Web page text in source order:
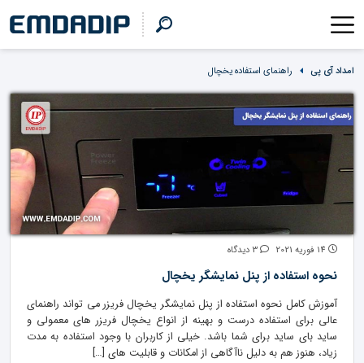
امداد آی پی راهنمای استفاده یخچال
نحوه استفاده از پنل نمایشگر یخچال
آموزش کامل نحوه استفاده از پنل نمایشگر یخچال فریزر می تواند راهنمای
عالی برای استفاده درست و بهینه از انواع یخچال فریزر های معمولی و
ساید بای ساید برای شما باشد. خیلی از کاربران با وجود استفاده به مدت
زیاد، هنوز هم به دلیل ناآگاهی از امکانات و قابلیت های […]